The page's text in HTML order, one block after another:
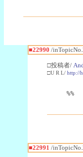
■22990 /
□投稿者/
□U R L/ http://
%%
■22991 /